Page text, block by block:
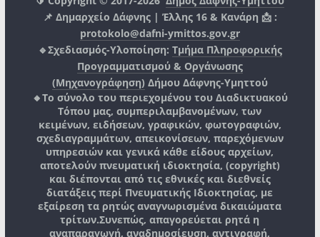
📌 Δημαρχείο Δάφνης | Έλλης 16 & Κανάρη 📩 :
protokolo@dafni-ymittos.gov.gr
🔹Σχεδιασμός-Υλοποίηση: Τμήμα Πληροφορικής
Προγραμματισμού & Οργάνωσης
(Μηχανογράφηση) Δήμου Δάφνης-Υμηττού
🔸Το σύνολο του περιεχομένου του Διαδικτυακού
Τόπου μας, συμπεριλαμβανομένων, των
κειμένων, ειδήσεων, γραφικών, φωτογραφιών,
σχεδιαγραμμάτων, απεικονίσεων, παρεχόμενων
υπηρεσιών και γενικά κάθε είδους αρχείων,
αποτελούν πνευματική ιδιοκτησία, (copyright)
και διέπονται από τις εθνικές και διεθνείς
διατάξεις περί Πνευματικής Ιδιοκτησίας, με
εξαίρεση τα ρητώς αναγνωρισμένα δικαιώματα
τρίτων.Συνεπώς, απαγορεύεται ρητά η
αναπαραγωγή, αναδημοσίευση, αντιγραφή,